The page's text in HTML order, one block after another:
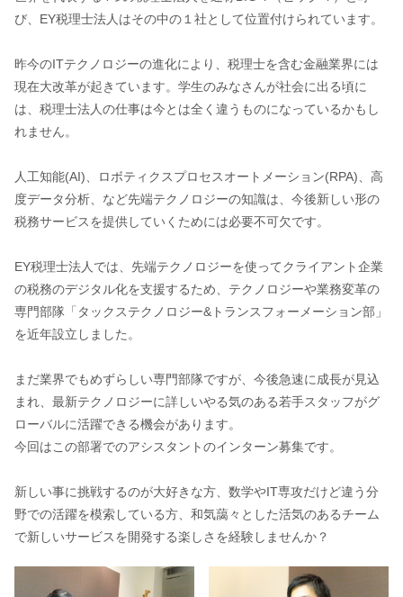
び、EY税理士法人はその中の１社として位置付けられています。
昨今のITテクノロジーの進化により、税理士を含む金融業界には
現在大改革が起きています。学生のみなさんが社会に出る頃に
は、税理士法人の仕事は今とは全く違うものになっているかもし
れません。
人工知能(AI)、ロボティクスプロセスオートメーション(RPA)、高
度データ分析、など先端テクノロジーの知識は、今後新しい形の
税務サービスを提供していくためには必要不可欠です。
EY税理士法人では、先端テクノロジーを使ってクライアント企業
の税務のデジタル化を支援するため、テクノロジーや業務変革の
専門部隊「タックステクノロジー&トランスフォーメーション部」
を近年設立しました。
まだ業界でもめずらしい専門部隊ですが、今後急速に成長が見込
まれ、最新テクノロジーに詳しいやる気のある若手スタッフがグ
ローバルに活躍できる機会があります。
今回はこの部署でのアシスタントのインターン募集です。
新しい事に挑戦するのが大好きな方、数学やIT専攻だけど違う分
野での活躍を模索している方、和気藹々とした活気のあるチーム
で新しいサービスを開発する楽しさを経験しませんか？